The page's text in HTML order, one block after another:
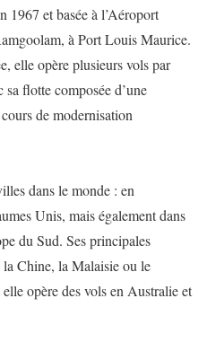
1967 et basée à l’Aéroport
à Port Louis Maurice.
elle opère plusieurs vols par
sa flotte composée d’une
de modernisation
dans le monde : en
Unis, mais également dans
du Sud. Ses principales
Chine, la Malaisie ou le
opère des vols en Australie et